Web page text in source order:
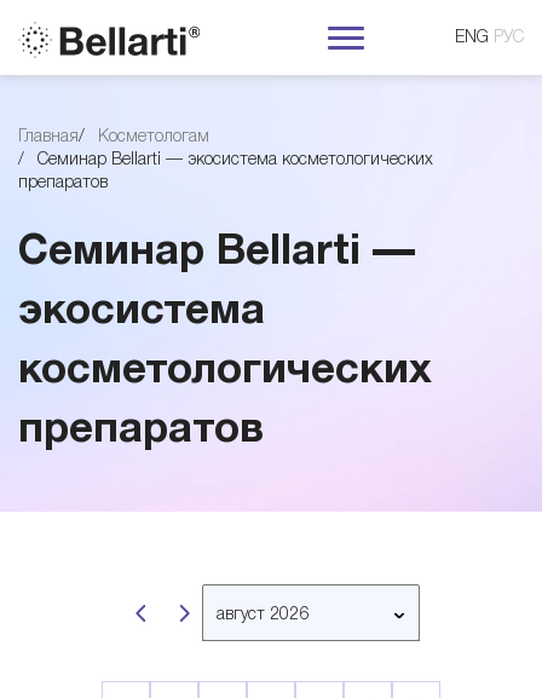
ENG РУС
е
м
и
н
а
р
Главная
Косметологам
Семинар Bellarti — экосистема косметологических
препаратов
Семинар Bellarti —
экосистема
косметологических
препаратов
август 2026